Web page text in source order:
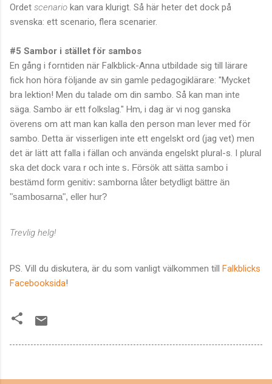
Ordet scenario kan vara klurigt. Så här heter det dock på
svenska: ett scenario, flera scenarier.
#5 Sambor i stället för sambos
En gång i forntiden när Falkblick-Anna utbildade sig till lärare
fick hon höra följande av sin gamle pedagogiklärare: "Mycket
bra lektion! Men du talade om din sambo. Så kan man inte
säga. Sambo är ett folkslag." Hm, i dag är vi nog ganska
överens om att man kan kalla den person man lever med för
sambo. Detta är visserligen inte ett engelskt ord (jag vet) men
det är lätt att falla i fällan och använda engelskt plural-s. I plural
ska det dock vara r och inte s. Försök att sätta sambo i
bestämd form genitiv: samborna låter betydligt bättre än
"sambosarna", eller hur?
Trevlig helg!
PS. Vill du diskutera, är du som vanligt välkommen till Falkblicks
Facebooksida!